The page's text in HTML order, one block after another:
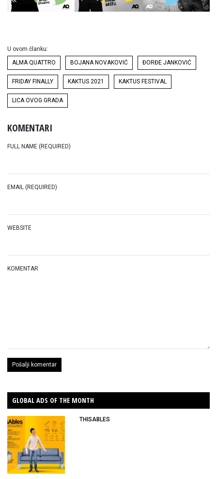
U ovom članku:
ALMA QUATTRO BOJANA NOVAKOVIĆ ĐORĐE JANKOVIĆ
FRIDAY FINALLY KAKTUS 2021 KAKTUS FESTIVAL
LICA OVOG GRADA
KOMENTARI
FULL NAME (REQUIRED)
EMAIL (REQUIRED)
WEBSITE
KOMENTAR
GLOBAL ADS OF THE MONTH
THISABLES